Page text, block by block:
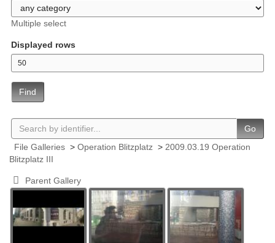
Multiple select
Displayed rows
Find
Go
File Galleries > Operation Blitzplatz > 2009.03.19 Operation
Blitzplatz III
Parent Gallery